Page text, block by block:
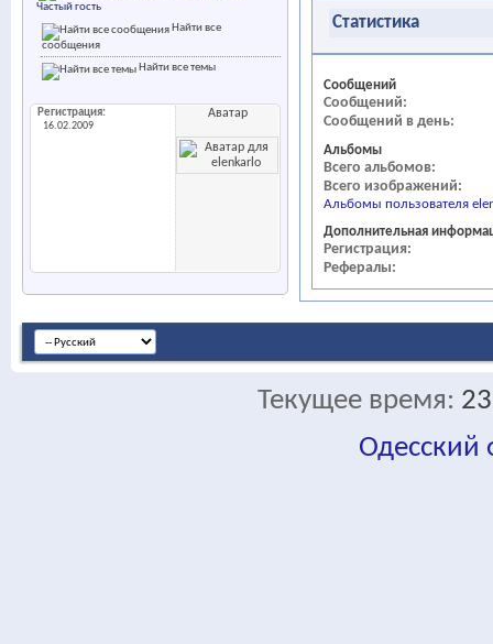
Частый гость
Найти все
сообщения
Найти все темы
Регистрация
16.02.2009
Аватар
Статистика
Сообщений
Сообщений
Сообщений в день
Альбомы
Всего альбомов
Всего изображений
Альбомы пользователя
Дополнительная
Регистрация
Рефералы
Текущее время:
Одесский